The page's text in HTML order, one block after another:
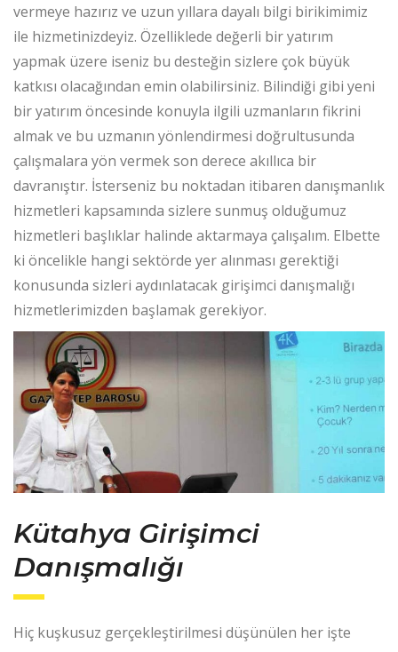
vermeye hazırız ve uzun yıllara dayalı bilgi birikimimiz
ile hizmetinizdeyiz. Özelliklede değerli bir yatırım
yapmak üzere iseniz bu desteğin sizlere çok büyük
katkısı olacağından emin olabilirsiniz. Bilindiği gibi yeni
bir yatırım öncesinde konuyla ilgili uzmanların fikrini
almak ve bu uzmanın yönlendirmesi doğrultusunda
çalışmalara yön vermek son derece akıllıca bir
davranıştır. İsterseniz bu noktadan itibaren danışmanlık
hizmetleri kapsamında sizlere sunmuş olduğumuz
hizmetleri başlıklar halinde aktarmaya çalışalım. Elbette
ki öncelikle hangi sektörde yer alınması gerektiği
konusunda sizleri aydınlatacak girişimci danışmalığı
hizmetlerimizden başlamak gerekiyor.
Kütahya Girişimci
Danışmalığı
Hiç kuşkusuz gerçekleştirilmesi düşünülen her işte